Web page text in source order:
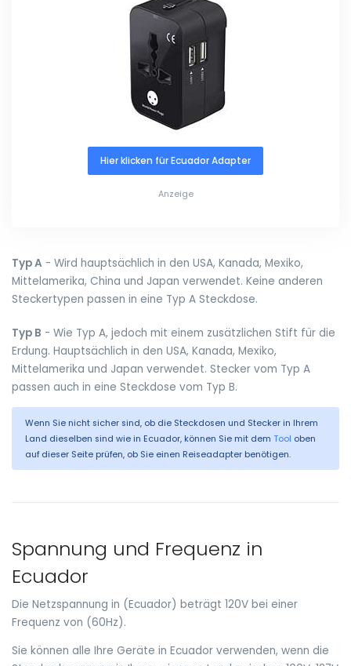
Hier klicken für Ecuador Adapter
Anzeige
Typ A - Wird hauptsächlich in den USA, Kanada, Mexiko,
Mittelamerika, China und Japan verwendet. Keine anderen
Steckertypen passen in eine Typ A Steckdose.
Typ B - Wie Typ A, jedoch mit einem zusätzlichen Stift für die
Erdung. Hauptsächlich in den USA, Kanada, Mexiko,
Mittelamerika und Japan verwendet. Stecker vom Typ A
passen auch in eine Steckdose vom Typ B.
Wenn Sie nicht sicher sind, ob die Steckdosen und Stecker in Ihrem
Land dieselben sind wie in Ecuador, können Sie mit dem Tool oben
auf dieser Seite prüfen, ob Sie einen Reiseadapter benötigen.
Spannung und Frequenz in
Ecuador
Die Netzspannung in (Ecuador) beträgt 120V bei einer
Frequenz von (60Hz).
Sie können alle Ihre Geräte in Ecuador verwenden, wenn die